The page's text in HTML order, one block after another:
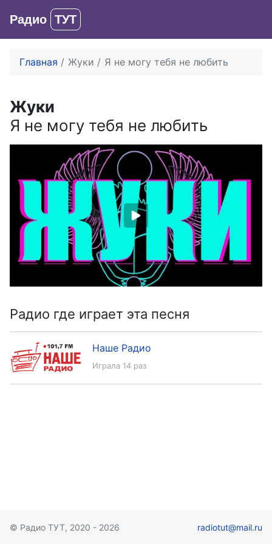
Радио ТУТ
Главная Жуки Я не могу тебя не любить
Жуки
Я не могу тебя не любить
Радио где играет эта песня
Играла 14 раз
Наше Радио
© Радио ТУТ, 2020 - 2026 radiotut@mail.ru